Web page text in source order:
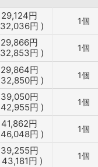
29,124円
32,036円 ) 1個
29,866円
32,853円 ) 1個
29,864円
32,850円 ) 1個
39,050円
42,955円 ) 1個
41,862円
46,048円 ) 1個
39,255円
43,181円 ) 1個